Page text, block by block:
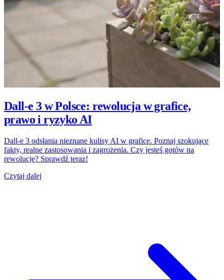
Dall‑e 3 w Polsce: rewolucja w grafice,
prawo i ryzyko AI
Dall-e 3 odsłania nieznane kulisy AI w grafice. Poznaj szokujące
fakty, realne zastosowania i zagrożenia. Czy jesteś gotów na
rewolucję? Sprawdź teraz!
Czytaj dalej